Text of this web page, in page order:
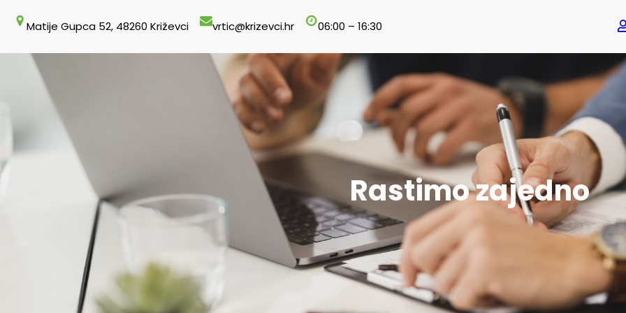
sadržaja
Matije Gupca 52, 48260 Križevci vrtic@krizevci.hr 06:00 – 16:30
Rastimo zajedno